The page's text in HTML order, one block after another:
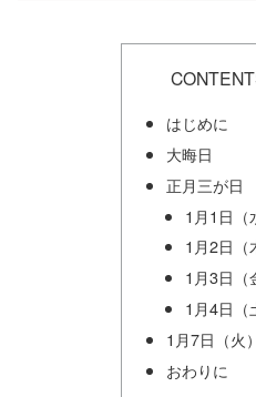
はじめに
大晦日
正月三が日
1月1日（
1月2日（
1月3日（
1月4日（
1月7日（火）
おわりに